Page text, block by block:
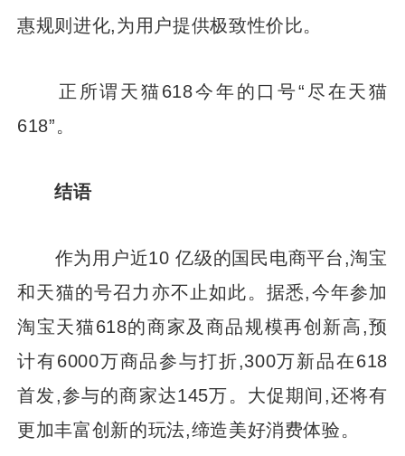
惠规则进化,为用户提供极致性价比。
正所谓天猫618今年的口号“尽在天猫
618”。
结语
作为用户近10 亿级的国民电商平台,淘宝
和天猫的号召力亦不止如此。据悉,今年参加
淘宝天猫618的商家及商品规模再创新高,预
计有6000万商品参与打折,300万新品在618
首发,参与的商家达145万。大促期间,还将有
更加丰富创新的玩法,缔造美好消费体验。